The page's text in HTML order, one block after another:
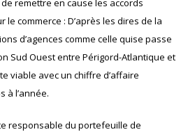
remettre en cause les accords
le commerce : D’après les dires de la
d’agences comme celle quise passe
Sud Ouest entre Périgord-Atlantique et
viable avec un chiffre d’affaire
à l’année.
responsable du portefeuille de